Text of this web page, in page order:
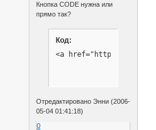
Кнопка CODE нужна или
прямо так?
Код:
<a href="http://
Отредактировано Энни (2006-
05-04 01:41:18)
0